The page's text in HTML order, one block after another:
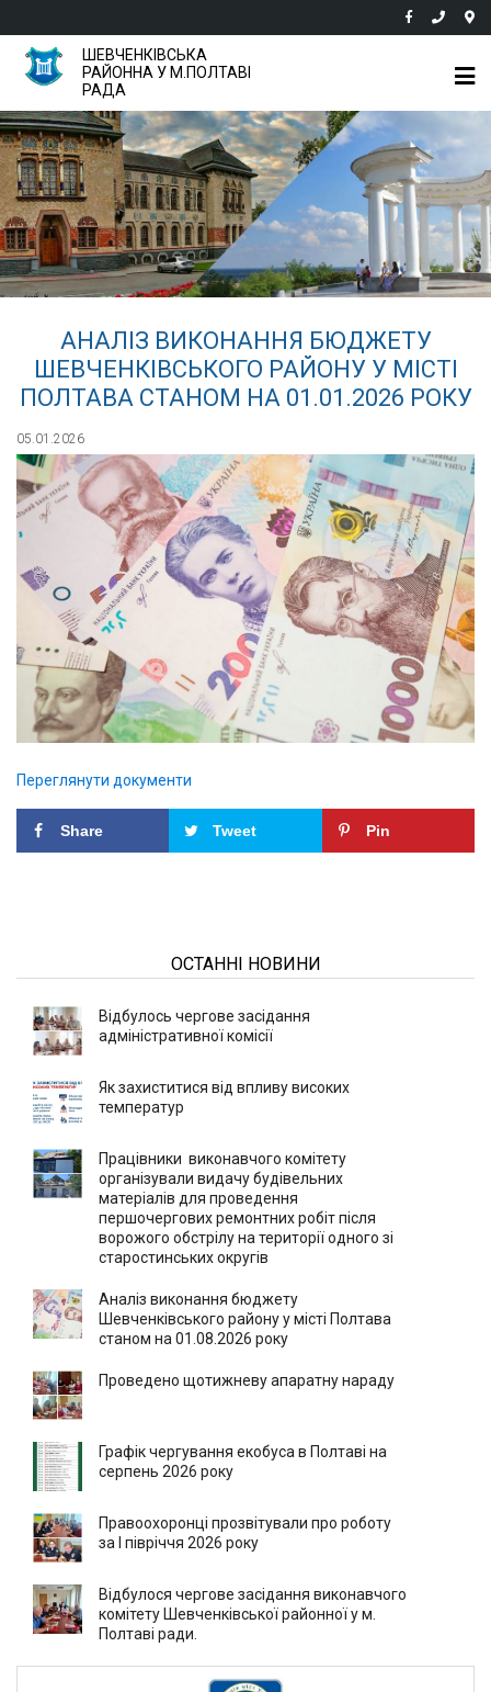
ШЕВЧЕНКІВСЬКА
РАЙОННА У М.ПОЛТАВІ
РАДА
АНАЛІЗ ВИКОНАННЯ БЮДЖЕТУ
ШЕВЧЕНКІВСЬКОГО РАЙОНУ У МІСТІ
ПОЛТАВА СТАНОМ НА 01.01.2026 РОКУ
05.01.2026
Переглянути документи
Share Tweet Pin
ОСТАННІ НОВИНИ
Відбулось чергове засідання
адміністративної комісії
Як захиститися від впливу високих
температур
Працівники виконавчого комітету
організували видачу будівельних
матеріалів для проведення
першочергових ремонтних робіт після
ворожого обстрілу на території одного зі
старостинських округів
Аналіз виконання бюджету
Шевченківського району у місті Полтава
станом на 01.08.2026 року
Проведено щотижневу апаратну нараду
Графік чергування екобуса в Полтаві на
серпень 2026 року
Правоохоронці прозвітували про роботу
за І півріччя 2026 року
Відбулося чергове засідання виконавчого
комітету Шевченківської районної у м.
Полтаві ради.